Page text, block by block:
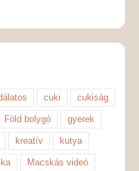
cuki cukiság
Föld bolygó gyerek
kreatív kutya
Macskás videó